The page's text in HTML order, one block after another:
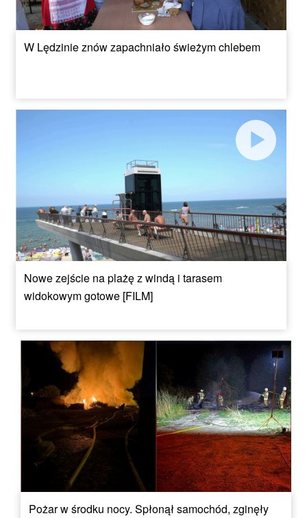
W Lędzinie znów zapachniało świeżym chlebem
Nowe zejście na plażę z windą i tarasem
widokowym gotowe [FILM]
Pożar w środku nocy. Spłonął samochód, zginęły